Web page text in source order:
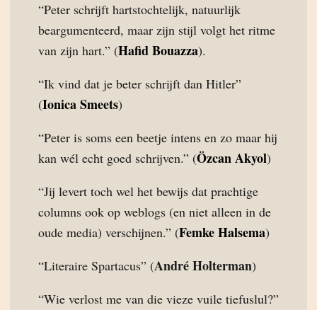
“Peter schrijft hartstochtelijk, natuurlijk
beargumenteerd, maar zijn stijl volgt het ritme
van zijn hart.” (Hafid Bouazza).
“Ik vind dat je beter schrijft dan Hitler”
(Ionica Smeets)
“Peter is soms een beetje intens en zo maar hij
kan wél echt goed schrijven.” (Özcan Akyol)
“Jij levert toch wel het bewijs dat prachtige
columns ook op weblogs (en niet alleen in de
oude media) verschijnen.” (Femke Halsema)
“Literaire Spartacus” (André Holterman)
“Wie verlost me van die vieze vuile tiefuslul?”